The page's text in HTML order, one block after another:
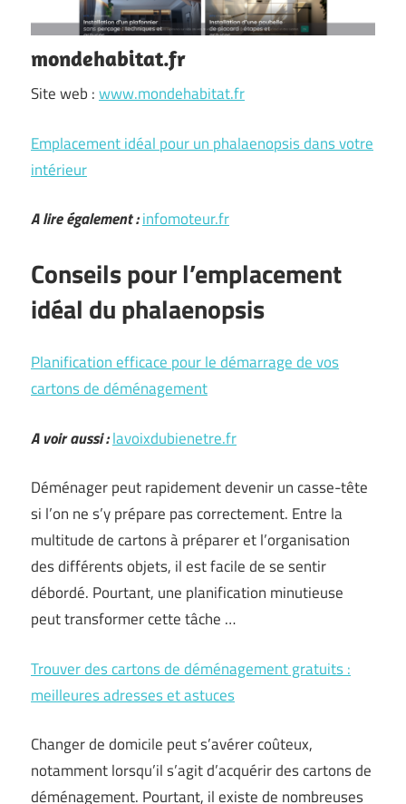
mondehabitat.fr
Site web :www.mondehabitat.fr
Emplacement idéal pour un phalaenopsis dans votre
intérieur
A lire également :infomoteur.fr
Conseils pour l’emplacement
idéal du phalaenopsis
Planification efficace pour le démarrage de vos
cartons de déménagement
A voir aussi :lavoixdubienetre.fr
Déménager peut rapidement devenir un casse-tête
si l’on ne s’y prépare pas correctement. Entre la
multitude de cartons à préparer et l’organisation
des différents objets, il est facile de se sentir
débordé. Pourtant, une planification minutieuse
peut transformer cette tâche …
Trouver des cartons de déménagement gratuits :
meilleures adresses et astuces
Changer de domicile peut s’avérer coûteux,
notamment lorsqu’il s’agit d’acquérir des cartons de
déménagement. Pourtant, il existe de nombreuses